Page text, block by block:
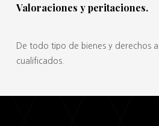
Valoraciones y peritaciones.
De todo tipo de bienes y derechos
cualificados.